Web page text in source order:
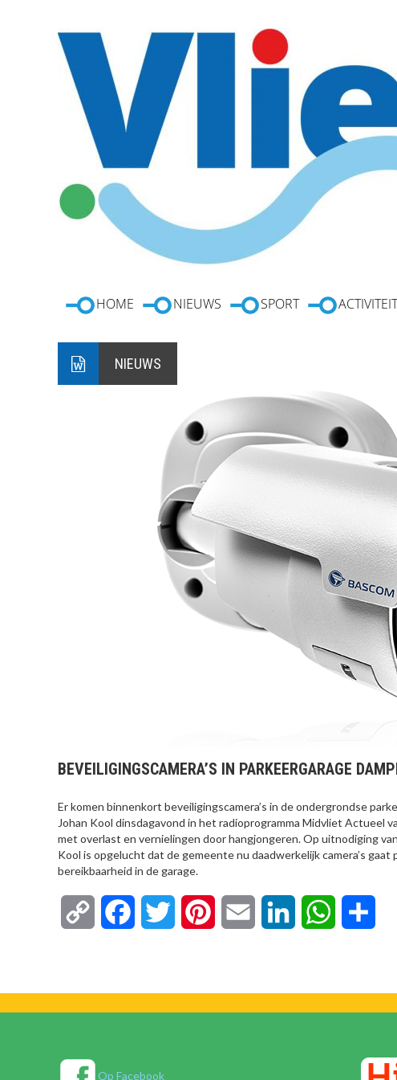
HOME NIEUWS SPORT
NIEUWS
BEVEILIGINGSCAMERA’S IN PARKEERGARAGE
Er komen binnenkort beveiligingscamera’s in de ondergrondse
Johan Kool dinsdagavond in het radioprogramma Midvliet Actueel
met overlast en vernielingen door hangjongeren. Op uitnodiging
Kool is opgelucht dat de gemeente nu daadwerkelijk camera’s
bereikbaarheid in de garage.
Copy FacebookTwitter Pinterest Email LinkedIn WhatsApp
Op Facebook